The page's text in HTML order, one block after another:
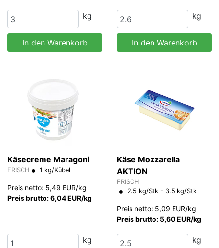
kg
In den Warenkorb
kg
In den Warenkorb
Käsecreme Maragoni
FRISCH 1 kg/Kübel
Preis netto: 5,49 EUR/kg
Preis brutto: 6,04 EUR/kg
kg
Käse Mozzarella
AKTION
FRISCH
2.5 kg/Stk - 3.5 kg/Stk
Preis netto: 5,09 EUR/kg
Preis brutto: 5,60 EUR/kg
kg